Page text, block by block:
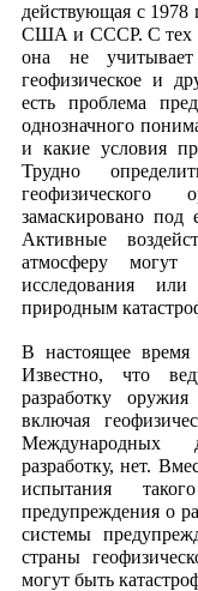
действующая с 1978
США и СССР. С тех
она не
геофизическое и
есть проблема
однозначного
и какие условия
Трудно
замаскировано под
Активные
атмосферу могут
исследования
природным
В настоящее время
Известно, что
разработку
включая
Международных
разработку, нет.
испытания
предупреждения о
системы
страны
могут быть